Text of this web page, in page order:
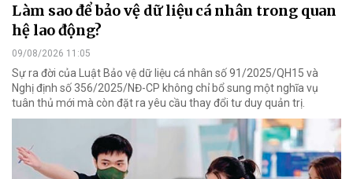
Làm sao để bảo vệ dữ liệu cá nhân trong quan
hệ lao động?
09/08/2026 11:05
Sự ra đời của Luật Bảo vệ dữ liệu cá nhân số 91/2025/QH15 và
Nghị định số 356/2025/NĐ-CP không chỉ bổ sung một nghĩa vụ
tuân thủ mới mà còn đặt ra yêu cầu thay đổi tư duy quản trị.